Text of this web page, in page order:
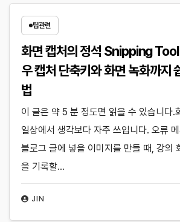
팁관련
화면 캡처의 정석 Snipping
우 캡처 단축키와 화면 녹화까지
법
JIN
이 글은 약 5 분 정도면 읽을 수 있습니다.
일상에서 생각보다 자주 쓰입니다. 오류
블로그 글에 넣을 이미지를 만들 때, 강의
을 기록할…